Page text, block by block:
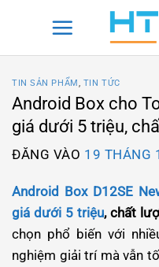
TIN SẢN PHẨM, TIN TỨC
Android Box cho
giá dưới 5 triệu,
ĐĂNG VÀO 19 THÁNG
Android Box D12SE
giá dưới 5 triệu, chất
chọn phổ biến với
nghiệm giải trí mà vẫn